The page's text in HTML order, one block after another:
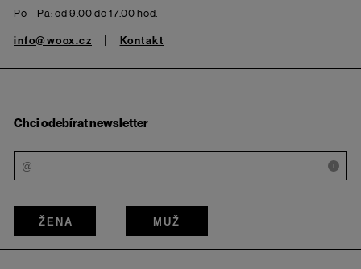
Po – Pá: od 9.00 do 17.00 hod.
info@woox.cz Kontakt
Chci odebírat newsletter
i
ŽENA MUŽ